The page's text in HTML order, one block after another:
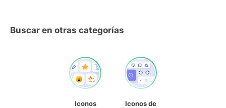
Buscar en otras categorías
Iconos
Iconos de